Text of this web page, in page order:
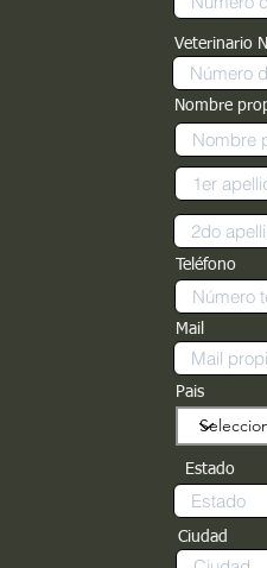
Veterinario
Nombre
Teléfono
Mail
Pais
Estado
Ciudad